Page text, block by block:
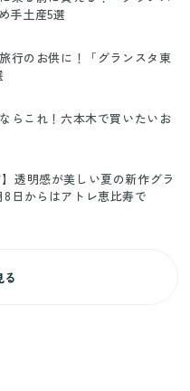
手土産5選
行のお供に！「グランスタ東
らこれ！六本木で買いたいお
】透明感が美しい夏の新作グラ
日からはアトレ恵比寿で
る